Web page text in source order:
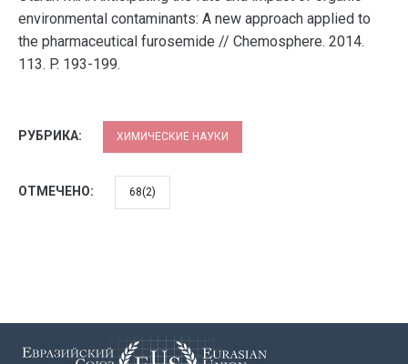
environmental contaminants: A new approach applied to
the pharmaceutical furosemide // Chemosphere. 2014.
113. P. 193-199.
РУБРИКА: ХИМИЧЕСКИЕ НАУКИ
ОТМЕЧЕНО: 68(2)